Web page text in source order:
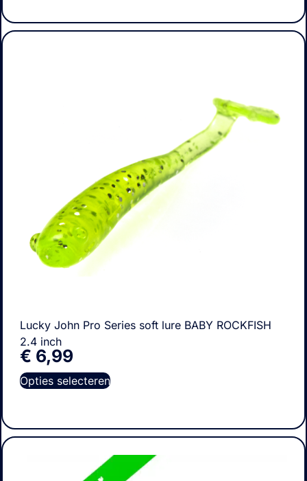
Lucky John Pro Series soft lure BABY ROCKFISH
2.4 inch
€ 6,99
Opties selecteren